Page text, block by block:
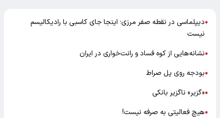
●دیپلماسی در نقطه صفر مرزی؛ اینجا جای کاسبی با رادیکالیسم
نیست
●نشانه‌هایی از کوه فساد و رانت‌خواری در ایران
●بودجه روی پل صراط
●«گزیر» ناگزیر بانکی
●هیچ فعالیتی به صرفه نیست!